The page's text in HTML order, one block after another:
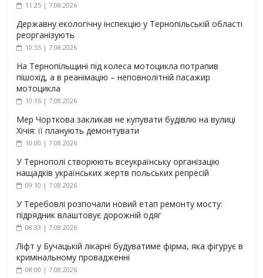
11:25 | 7.08.2026
Державну екологічну інспекцію у Тернопільській області
реорганізують
10:55 | 7.08.2026
На Тернопільщині під колеса мотоцикла потрапив
пішохід, а в реанімацію – неповнолітній пасажир
мотоцикла
10:16 | 7.08.2026
Мер Чорткова закликав не купувати будівлю на вулиці
Хічія: її планують демонтувати
10:00 | 7.08.2026
У Тернополі створюють всеукраїнську організацію
нащадків українських жертв польських репресій
09:10 | 7.08.2026
У Теребовлі розпочали новий етап ремонту мосту:
підрядник влаштовує дорожній одяг
08:33 | 7.08.2026
Ліфт у Бучацькій лікарні будуватиме фірма, яка фігурує в
кримінальному провадженні
08:00 | 7.08.2026